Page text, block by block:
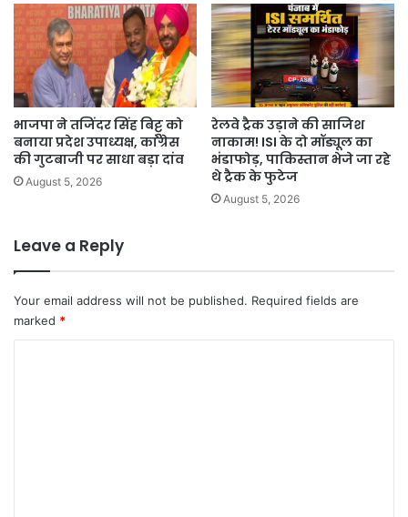
है
भाजपा ने तजिंदर सिंह बिट्टू को
बनाया प्रदेश उपाध्यक्ष, कांग्रेस
की गुटबाजी पर साधा बड़ा दांव
August 5, 2026
रेलवे ट्रैक उड़ाने की साजिश
नाकाम! ISI के दो मॉड्यूल का
भंडाफोड़, पाकिस्तान भेजे जा रहे
थे ट्रैक के फुटेज
August 5, 2026
Leave a Reply
Your email address will not be published. Required fields are
marked *